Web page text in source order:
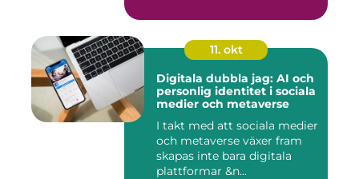
11. okt
Digitala dubbla jag: AI och
personlig identitet i sociala
medier och metaverse
I takt med att sociala medier
och metaverse växer fram
skapas inte bara digitala
plattformar &n...